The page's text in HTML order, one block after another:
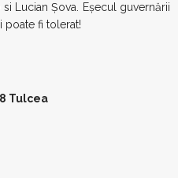
Lucian Șova. Eșecul guvernării
poate fi tolerat!
Tulcea